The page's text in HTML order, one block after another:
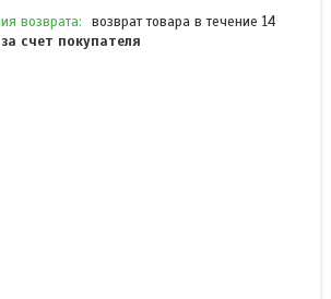
возврат товара в течение 14
за счет покупателя